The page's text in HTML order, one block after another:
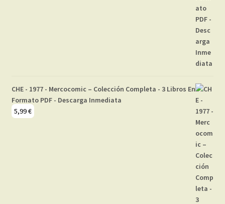
CHE - 1977 - Mercocomic – Colección Completa - 3 Libros En
Formato PDF - Descarga Inmediata
5,99€